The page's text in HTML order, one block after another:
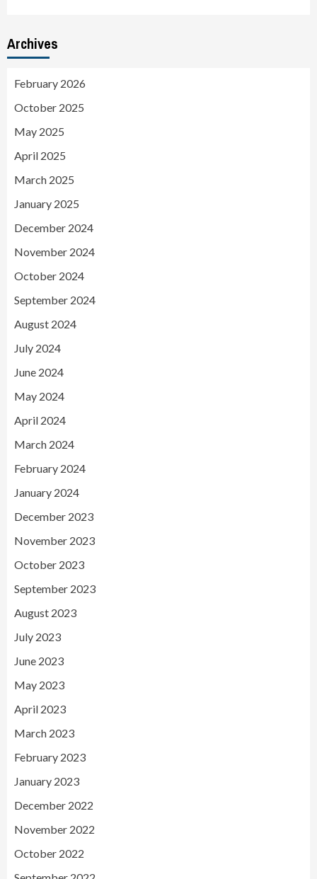
Archives
February 2026
October 2025
May 2025
April 2025
March 2025
January 2025
December 2024
November 2024
October 2024
September 2024
August 2024
July 2024
June 2024
May 2024
April 2024
March 2024
February 2024
January 2024
December 2023
November 2023
October 2023
September 2023
August 2023
July 2023
June 2023
May 2023
April 2023
March 2023
February 2023
January 2023
December 2022
November 2022
October 2022